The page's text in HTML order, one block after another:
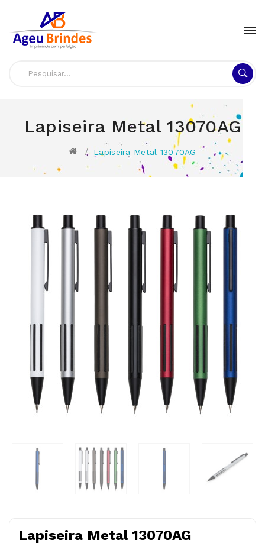
Lapiseira Metal 13070AG
Lapiseira Metal 13070AG
Lapiseira Metal 13070AG